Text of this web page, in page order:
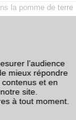
la pomme de terre
si le couvert
car compétition
très compétitif
l’audience
mieux répondre
et en
site.
à tout moment.